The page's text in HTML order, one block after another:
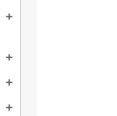
add
add
add
add